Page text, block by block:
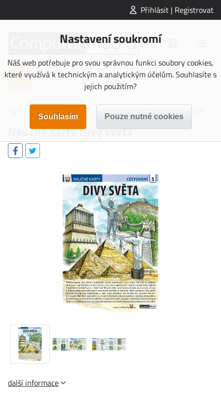
Přihlásit | Registrovat
Nastavení soukromí
Náš web potřebuje pro svou správnou funkci soubory cookies,
které využívá k technickým a analytickým účelům. Souhlasíte s
jejich použitím?
NAUČNÉ KARTY
Naučné karty Divy světa
další informace